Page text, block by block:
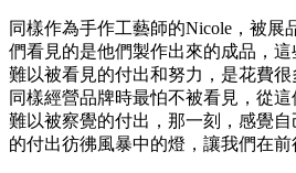
同樣作為手作工藝師的Nicole，被展
們看見的是他們製作出來的成品，
難以被看見的付出和努力，是花費很
同樣經營品牌時最怕不被看見，從
難以被察覺的付出，那一刻，感覺
的付出彷彿風暴中的燈，讓我們在前